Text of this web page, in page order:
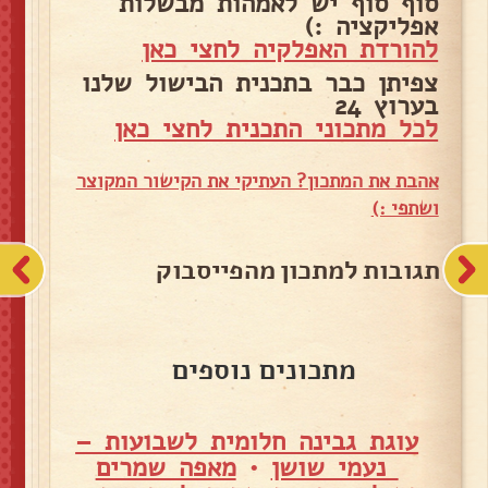
אפליקציה :)
להורדת האפלקיה לחצי כאן
צפיתן כבר בתכנית הבישול שלנו
בערוץ 24
לכל מתכוני התכנית לחצי כאן
אהבת את המתכון? העתיקי את הקישור המקוצר
ושתפי :)
תגובות למתכון מהפייסבוק
מתכונים נוספים
עוגת גבינה חלומית לשבועות –
נעמי שושן •מאפה שמרים